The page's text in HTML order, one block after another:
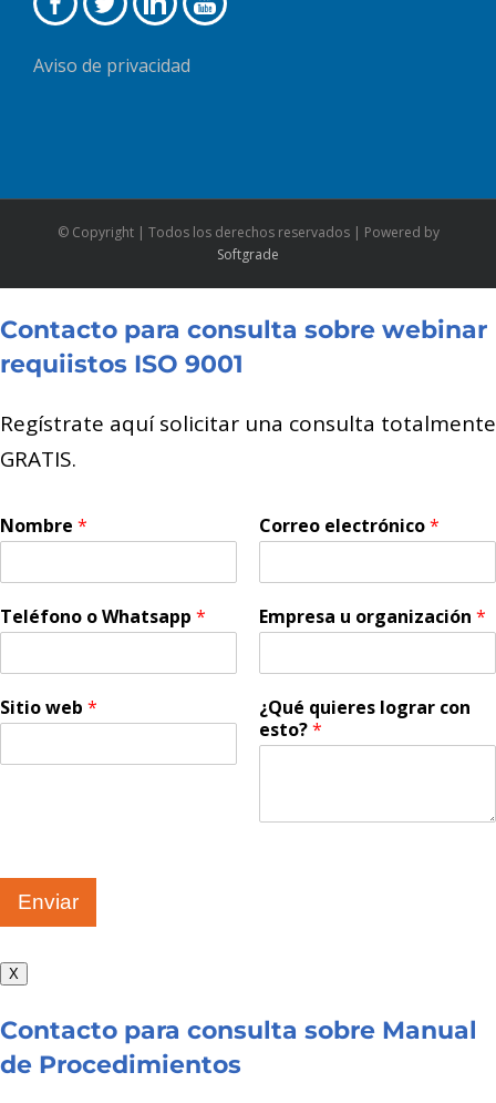
Aviso de privacidad
© Copyright | Todos los derechos reservados | Powered by
Softgrade
Contacto para consulta sobre webinar
requiistos ISO 9001
Regístrate aquí solicitar una consulta totalmente
GRATIS.
Nombre * Correo electrónico*
Teléfono o Whatsapp * Empresa u organización *
Sitio web *
¿Qué quieres lograr con
esto?*
Enviar
X
Contacto para consulta sobre Manual
de Procedimientos